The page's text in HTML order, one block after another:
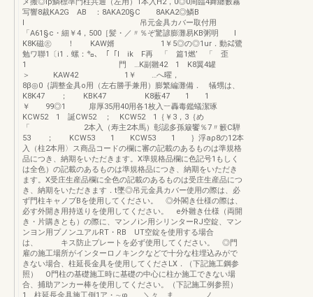
写響8裁KA2G AB ：8AKA20§C 8AKA2◎鱗B
I 吊元金具カバー取付用
「A61§c・細￥4，500［髪・／〃％ぞ驚諺膨灘易KB粥明 l
K8K磁㊧ ！ KAW婿 1￥5◎の◎1ur．動㌶鷺
勉ワ聯1〔i1．螺：㌔、「「I ik F再 「 篇1燃’ 「 歪
1 門 …K副雛42 1 K8翼4罐
＞ KAW42 1￥ …へ曜，
8β◎0｛調整金具o用（左右勝手兼用）膨繁編灘備． 犠甥は、
K8K47 ； KBK47 K8薮47 1 1
￥ 99◎1 扉厚35用40用各1枚入︸轟毒鑑蟻潔琢
KCW52 1 誕CW52 ； KCW52 1｛￥3，3｛め
「 2本入（寿主2本馬）彰認多孫簸饗％7〃籔C騨
53 ； KCW53 1 KCW53 1 ｝浮aρ8の12本
入（柱2本用〉ス商品コードの欄に審の記載のあるものは準規格
品につき、納期をいただきます。X準規格品欄に色記号1もしく
は全色）の記載のあるものは準規格品につき、納期をいただき
ます。X受庄生産品欄に全色の記載のあるものは受庄生産品につ
き、納期をいただきます．t墜◎吊元金具カバー使用の際は、必
ず門柱キャノブBを使用してください。 ◎外閣き仕様の際は、
必す外開き用持送りを使用してください。 e外雛き仕様（両開
き・片購きとも）の際に、マンノiン用シリンターRJ空錠、マン
ンヨン用プノンユアルRT・RB UT空錠を使用する場合
は、 キス防止プレートを必ず使用してください。 ◎門
雇の施工場所がインターロノキンクなどで十分な柱埋込みがで
きない場合、柱延長金具を使用してくださLX．（下記施工鋼参
照） O門柱の基礎施工時に基礎の中心に柱か施工できない場
合、捕助アンカー棒を使用してください。（下記施工例参照）